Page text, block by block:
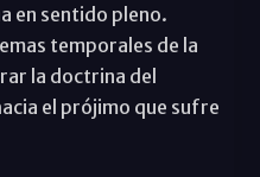
en sentido pleno.
temporales de la
la doctrina del
el prójimo que sufre